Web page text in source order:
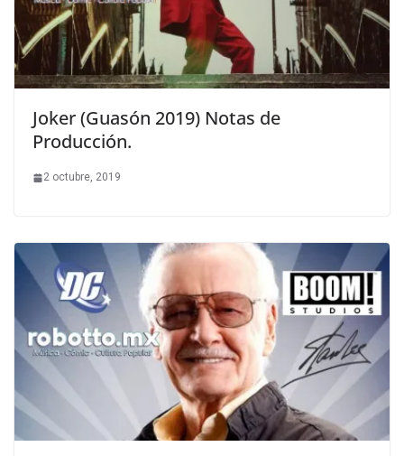
Joker (Guasón 2019) Notas de
Producción.
2 octubre, 2019